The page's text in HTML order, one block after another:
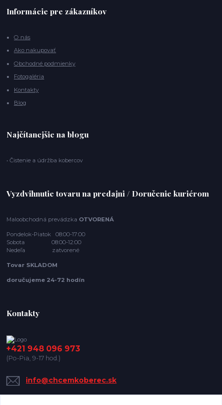
Informácie pre zákazníkov
O nás
Ako nakupovať
Obchodné podmienky
Fotogaléria
Kontakty
Blog
Najčítanejšie na blogu
• Čistenie a údržba kobercov
Vyzdvihnutie tovaru na predajni / Doručenie kuriérom
Maloobchodná prevádzka OTVORENÁ
Pondelok-Piatok 08:00-17:00
Sobota 08:00-12:00
Nedeľa zatvorené
Tovar SKLADOM
doručujeme 24-72 hodín
Kontakty
+421 948 096 973
(Po-Pia, 9-17 hod.)
info@chcemkoberec.sk